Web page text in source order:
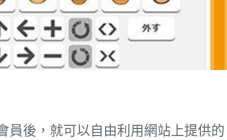
員後，就可以自由利用網站上提供的